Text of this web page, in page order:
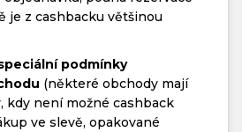
je z cashbacku většinou
podmínky
(některé obchody mají
kdy není možné cashback
ve slevě, opakované